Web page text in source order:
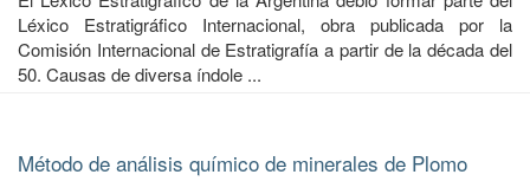
Léxico Estratigráfico Internacional, obra publicada por la
Comisión Internacional de Estratigrafía a partir de la década del
50. Causas de diversa índole ...
Método de análisis químico de minerales de Plomo